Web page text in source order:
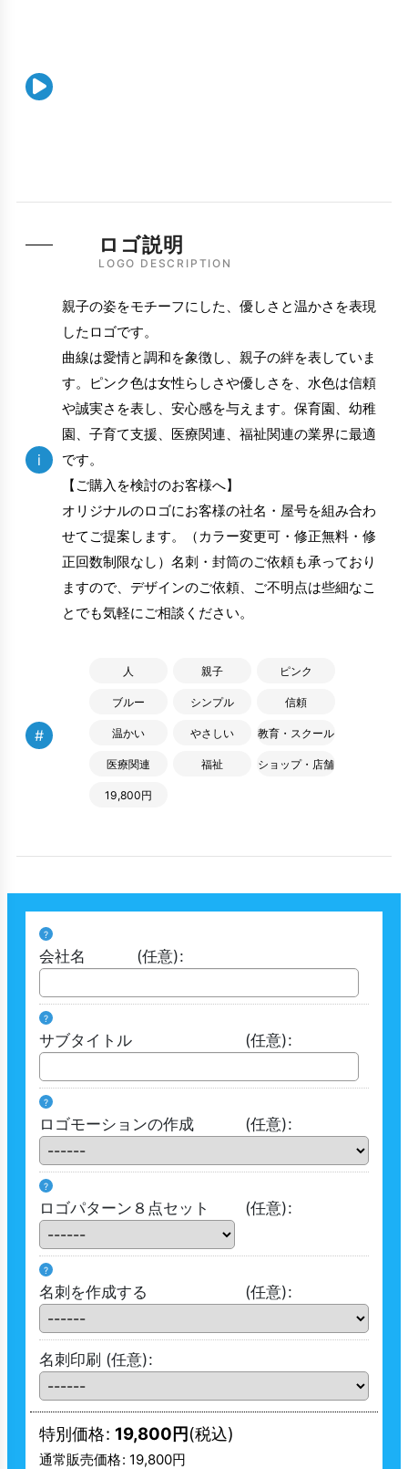

LOGO DESCRIPTION
ロゴ説明
i
親子の姿をモチーフにした、優しさと温かさを表現
したロゴです。
曲線は愛情と調和を象徴し、親子の絆を表していま
す。ピンク色は女性らしさや優しさを、水色は信頼
や誠実さを表し、安心感を与えます。保育園、幼稚
園、子育て支援、医療関連、福祉関連の業界に最適
です。
【ご購入を検討のお客様へ】
オリジナルのロゴにお客様の社名・屋号を組み合わ
せてご提案します。（カラー変更可・修正無料・修
正回数制限なし）名刺・封筒のご依頼も承っており
ますので、デザインのご依頼、ご不明点は些細なこ
とでも気軽にご相談ください。
#
人 親子 ピンク
ブルー シンプル 信頼
温かい やさしい 教育・スクール
医療関連 福祉 ショップ・店舗
19,800円
?
会社名 (任意):
?
サブタイトル (任意):
?
ロゴモーションの作成 (任意):
?
ロゴパターン８点セット (任意):
?
名刺を作成する (任意):
名刺印刷 (任意):
特別価格: 19,800円(税込)
通常販売価格: 19,800円